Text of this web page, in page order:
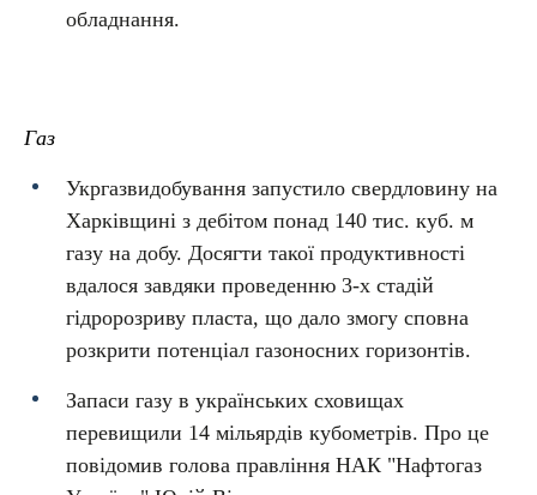
обладнання.
Газ
Укргазвидобування запустило свердловину на
Харківщині з дебітом понад 140 тис. куб. м
газу на добу. Досягти такої продуктивності
вдалося завдяки проведенню 3-х стадій
гідророзриву пласта, що дало змогу сповна
розкрити потенціал газоносних горизонтів.
Запаси газу в українських сховищах
перевищили 14 мільярдів кубометрів. Про це
повідомив голова правління НАК "Нафтогаз